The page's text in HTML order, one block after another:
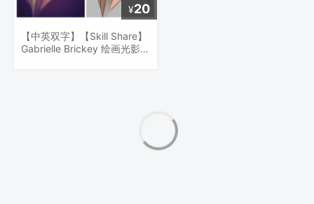
¥20
【中英双字】【Skill Share】
Gabrielle Brickey 绘画光影：